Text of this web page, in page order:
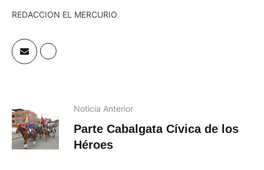
REDACCION EL MERCURIO
Noticia Anterior
Parte Cabalgata Cívica de los
Héroes